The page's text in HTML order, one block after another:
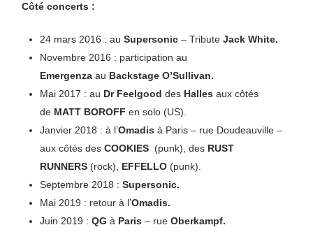
Côté concerts :
24 mars 2016 : au Supersonic– Tribute Jack White.
Novembre 2016 : participation au
Emergenzaau Backstage O’Sullivan.
Mai 2017 : au Dr Feelgood des Halles aux côtés
de MATT BOROFF en solo (US).
Janvier 2018 : à l’Omadis à Paris – rue Doudeauville –
aux côtés des COOKIES(punk), des RUST
RUNNERS (rock), EFFELLO(punk).
Septembre 2018 : Supersonic.
Mai 2019 : retour à l’Omadis.
Juin 2019 : QG à Paris – rue Oberkampf.